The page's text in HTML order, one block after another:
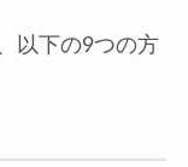
以下の9つの方